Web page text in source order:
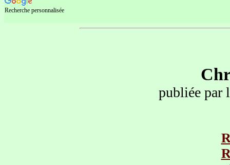
Recherche personnalisée
publiée par